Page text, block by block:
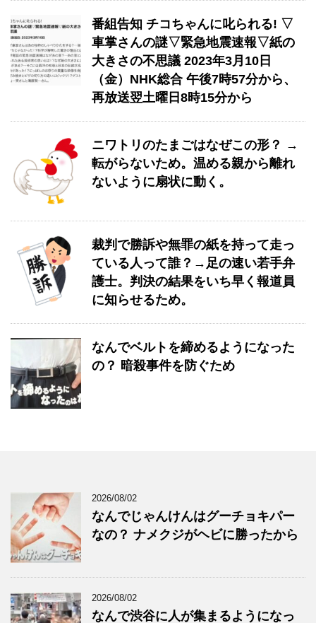
番組告知 チコちゃんに叱られる! ▽
車掌さんの謎▽緊急地震速報▽紙の
大きさの不思議 2023年3月10日
（金）NHK総合 午後7時57分から、
再放送翌土曜日8時15分から
ニワトリのたまごはなぜこの形？ →
転がらないため。温める親から離れ
ないように扇状に動く。
裁判で勝訴や無罪の紙を持って走っ
ている人って誰？→足の速い若手弁
護士。判決の結果をいち早く報道員
に知らせるため。
なんでベルトを締めるようになった
の？ 暗殺事件を防ぐため
2026/08/02
なんでじゃんけんはグーチョキパー
なの？ ナメクジがヘビに勝ったから
2026/08/02
なんで渋谷に人が集まるようになっ